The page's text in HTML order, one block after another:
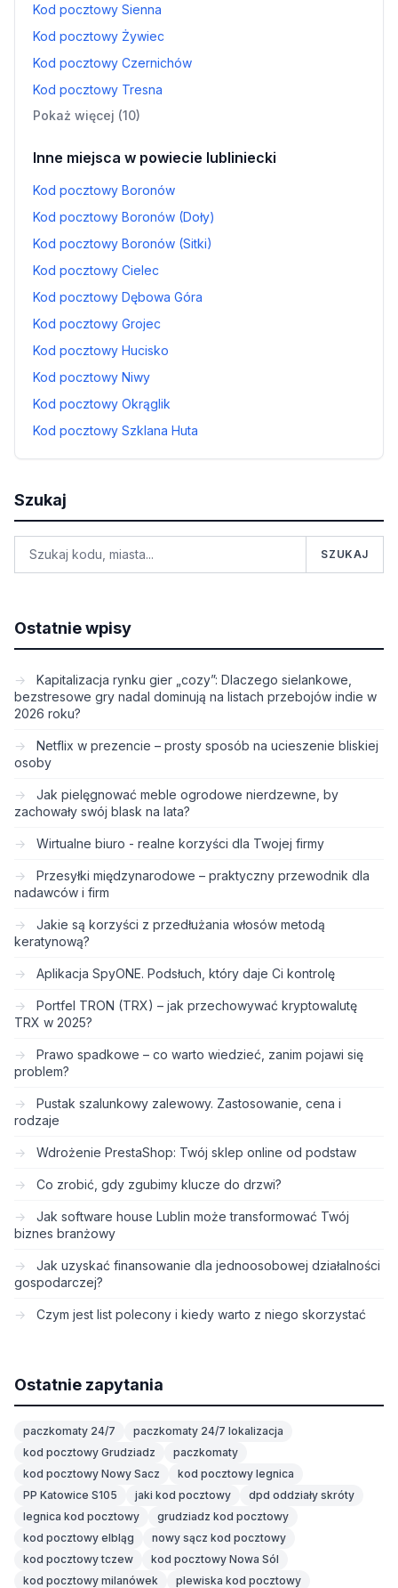
Kod pocztowy Sienna
Kod pocztowy Żywiec
Kod pocztowy Czernichów
Kod pocztowy Tresna
Pokaż więcej (10)
Inne miejsca w powiecie lubliniecki
Kod pocztowy Boronów
Kod pocztowy Boronów (Doły)
Kod pocztowy Boronów (Sitki)
Kod pocztowy Cielec
Kod pocztowy Dębowa Góra
Kod pocztowy Grojec
Kod pocztowy Hucisko
Kod pocztowy Niwy
Kod pocztowy Okrąglik
Kod pocztowy Szklana Huta
Szukaj
SZUKAJ
Ostatnie wpisy
Kapitalizacja rynku gier „cozy”: Dlaczego sielankowe,
bezstresowe gry nadal dominują na listach przebojów indie w
2026 roku?
Netflix w prezencie – prosty sposób na ucieszenie bliskiej
osoby
Jak pielęgnować meble ogrodowe nierdzewne, by
zachowały swój blask na lata?
Wirtualne biuro - realne korzyści dla Twojej firmy
Przesyłki międzynarodowe – praktyczny przewodnik dla
nadawców i firm
Jakie są korzyści z przedłużania włosów metodą
keratynową?
Aplikacja SpyONE. Podsłuch, który daje Ci kontrolę
Portfel TRON (TRX) – jak przechowywać kryptowalutę
TRX w 2025?
Prawo spadkowe – co warto wiedzieć, zanim pojawi się
problem?
Pustak szalunkowy zalewowy. Zastosowanie, cena i
rodzaje
Wdrożenie PrestaShop: Twój sklep online od podstaw
Co zrobić, gdy zgubimy klucze do drzwi?
Jak software house Lublin może transformować Twój
biznes branżowy
Jak uzyskać finansowanie dla jednoosobowej działalności
gospodarczej?
Czym jest list polecony i kiedy warto z niego skorzystać
Ostatnie zapytania
paczkomaty 24/7
paczkomaty 24/7 lokalizacja
kod pocztowy Grudziadz
paczkomaty
kod pocztowy Nowy Sacz
kod pocztowy legnica
PP Katowice S105
jaki kod pocztowy
dpd oddziały skróty
legnica kod pocztowy
grudziadz kod pocztowy
kod pocztowy elbląg
nowy sącz kod pocztowy
kod pocztowy tczew
kod pocztowy Nowa Sól
kod pocztowy milanówek
plewiska kod pocztowy